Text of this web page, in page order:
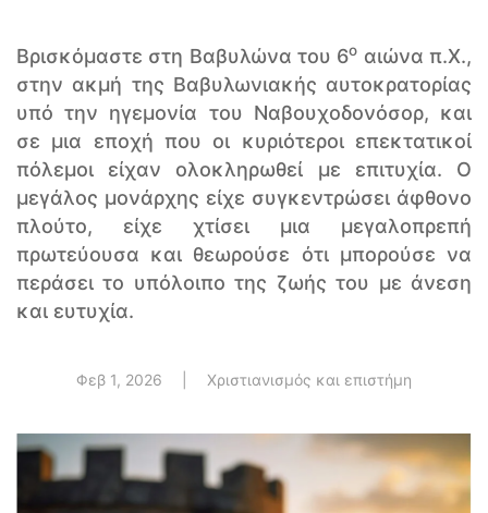
Βρισκόμαστε στη Βαβυλώνα του 6ο αιώνα π.Χ.,
στην ακμή της Βαβυλωνιακής αυτοκρατορίας
υπό την ηγεμονία του Ναβουχοδονόσορ, και
σε μια εποχή που οι κυριότεροι επεκτατικοί
πόλεμοι είχαν ολοκληρωθεί με επιτυχία. Ο
μεγάλος μονάρχης είχε συγκεντρώσει άφθονο
πλούτο, είχε χτίσει μια μεγαλοπρεπή
πρωτεύουσα και θεωρούσε ότι μπορούσε να
περάσει το υπόλοιπο της ζωής του με άνεση
και ευτυχία.
Φεβ 1, 2026 Χριστιανισμός και επιστήμη